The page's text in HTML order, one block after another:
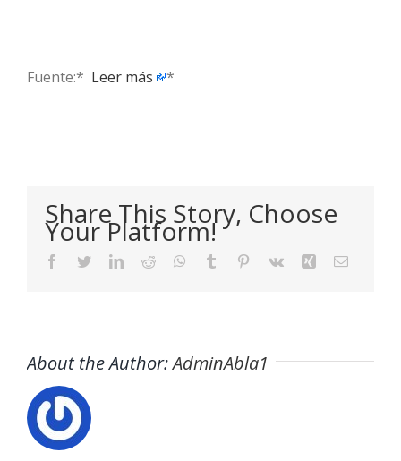
Fuente:* ​ Leer más *
Share This Story, Choose
Your Platform!
Facebook
TwitterLinkedIn
Reddit WhatsApp
Tumblr Pinterest
Vk Xing Email
About the Author:AdminAbla1